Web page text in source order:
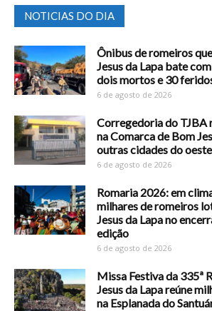
NOTICIAS DO DIA
Ônibus de romeiros
Jesus da Lapa bate
dois mortos e 30
6 de agosto de 2026
Corregedoria do TJBA
na Comarca de Bom
outras cidades do
6 de agosto de 2026
Romaria 2026: em
milhares de romeiros
Jesus da Lapa no
edição
6 de agosto de 2026
Missa Festiva da 335ª
Jesus da Lapa reúne
na Esplanada do